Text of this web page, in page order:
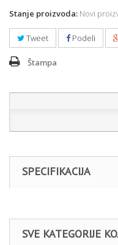
Stanje proizvoda: Novi
Tweet Podeli
Štampa
SPECIFIKACIJA
SVE KATEGORIJE